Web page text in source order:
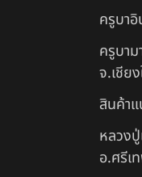
ครูบา
ครูบา
จ.เชีย
สินค้าแ
หลวง
อ.ศรีเ